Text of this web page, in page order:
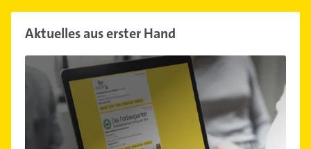
Aktuelles aus erster Hand